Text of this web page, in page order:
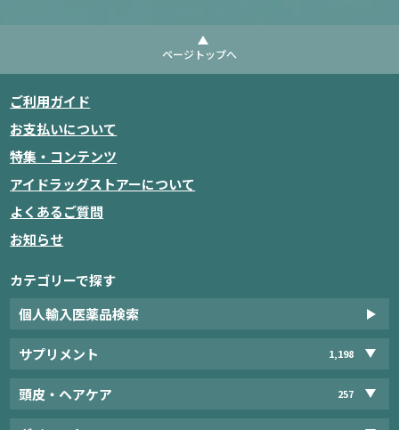
ページトップへ
ご利用ガイド
お支払いについて
特集・コンテンツ
アイドラッグストアーについて
よくあるご質問
お知らせ
カテゴリーで探す
個人輸入医薬品検索
サプリメント 1,198
頭皮・ヘアケア 257